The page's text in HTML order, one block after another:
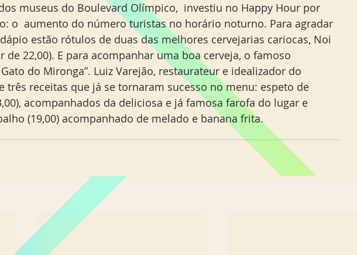
museus do Boulevard Olímpico,  investiu no Happy Hour por
o  aumento do número turistas no horário noturno. Para agradar
estão rótulos de duas das melhores cervejarias cariocas, Noi
de 22,00). E para acompanhar uma boa cerveja, o famoso
do Mironga”. Luiz Varejão, restaurateur e idealizador do
três receitas que já se tornaram sucesso no menu: espeto de
acompanhados da deliciosa e já famosa farofa do lugar e
(19,00) acompanhado de melado e banana frita.